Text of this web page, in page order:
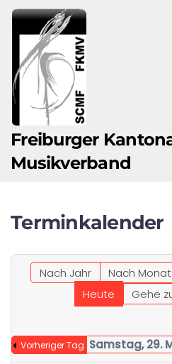
Zum Hauptinhalt springen
Freiburger
Musikverband
Terminkalender
Nach Jahr Nach Monat
Heute
Gehe
Vorheriger Tag Samstag, 29.